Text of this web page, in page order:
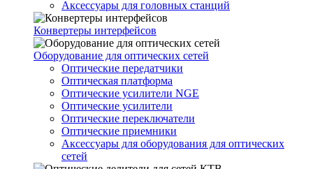
Аксессуары для головных станций
Конвертеры интерфейсов
Оборудование для оптических сетей
Оптические передатчики
Оптическая платформа
Оптические усилители NGE
Оптические усилители
Оптические переключатели
Оптические приемники
Аксессуары для оборудования для оптических
сетей